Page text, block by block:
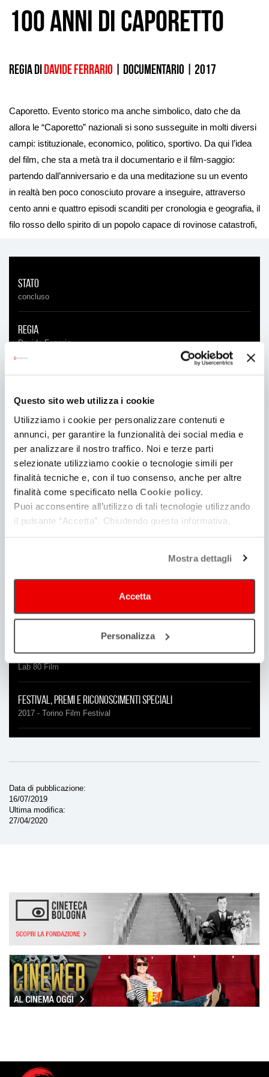
Questo sito web utilizza i cookie
Utilizziamo i cookie per personalizzare contenuti e
annunci, per garantire la funzionalità dei social media e
per analizzare il nostro traffico. Noi e terze parti
selezionate utilizziamo cookie o tecnologie simili per
finalità tecniche e, con il tuo consenso, anche per altre
finalità come specificato nella Cookie policy.
Puoi acconsentire all’utilizzo di tali tecnologie utilizzando
il pulsante “Accetta”. Chiudendo questa informativa,
Mostra dettagli
Accetta
Personalizza
100 anni di Caporetto
Regia diDavide Ferrario | documentario | 2017
Caporetto. Evento storico ma anche simbolico, dato che da
allora le “Caporetto” nazionali si sono susseguite in molti diversi
campi: istituzionale, economico, politico, sportivo. Da qui l’idea
del film, che sta a metà tra il documentario e il film‐saggio:
partendo dall’anniversario e da una meditazione su un evento
in realtà ben poco conosciuto provare a inseguire, attraverso
cento anni e quattro episodi scanditi per cronologia e geografia, il
filo rosso dello spirito di un popolo capace di rovinose catastrofi,
Stato
concluso
Regia
Davide Ferrario
Soggetto e sceneggiatura
Giorgio Mastrorocco/Davide Ferrario
Direttore della fotografia
Andrea Zambelli/ Andrea Zanoli
Montaggio
Cristina Sardo
Reggio Emilia, Campigine, Campagnola Emilia,
Distribuzione
Lab 80 Film
Festival, Premi e riconoscimenti speciali
2017 - Torino Film Festival
Data di pubblicazione
16/07/2019
Ultima modifica
27/04/2020